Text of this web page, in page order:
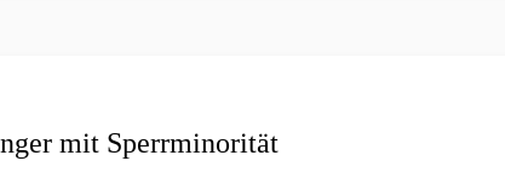
mit Sperrminorität